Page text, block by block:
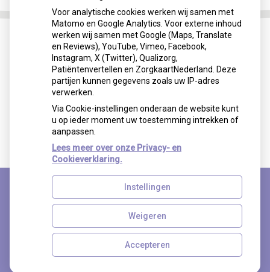
Uw Zorg Online|Beheer
Cookie-instellingen
Voor analytische cookies werken wij samen met
Matomo en Google Analytics. Voor externe inhoud
werken wij samen met Google (Maps, Translate
en Reviews), YouTube, Vimeo, Facebook,
Instagram, X (Twitter), Qualizorg,
Patiëntenvertellen en ZorgkaartNederland. Deze
partijen kunnen gegevens zoals uw IP-adres
verwerken.
Via Cookie-instellingen onderaan de website kunt
u op ieder moment uw toestemming intrekken of
aanpassen.
Lees meer over onze Privacy- en
Cookieverklaring.
Instellingen
Weigeren
Accepteren